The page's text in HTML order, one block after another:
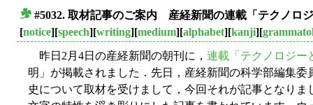
#5032. 取材記事のご案内 産経新聞の連載「テクノロ
[notice][speech][writing][medium][alphabet][kanji][
昨日2月4日の産経新聞の朝刊に， 連載「テクノロジー
明」が掲載されました．先日，産経新聞の科学部編集
史について取材を受けまして，今回それが記事となり